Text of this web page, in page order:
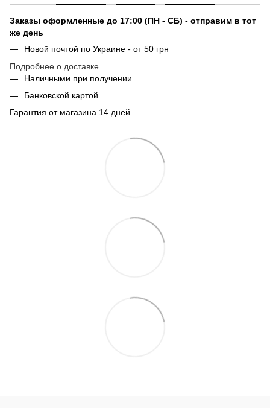
Заказы оформленные до 17:00 (ПН - СБ) - отправим в тот
же день
Новой почтой по Украине - от 50 грн
Подробнее о доставке
Наличными при получении
Банковской картой
Гарантия от магазина 14 дней